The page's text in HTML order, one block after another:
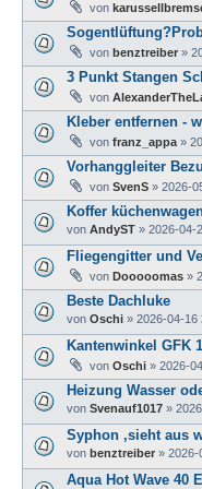
von
von benztreiber »
3 Punkt Stangen
von
Kleber entfernen -
von franz_appa »
Vorhanggleiter
von SvenS » 2026-
Koffer
von AndyST » 2026-04-
Fliegengitter und
von Dooooomas »
Beste Dachluke
von Oschi » 2026-04-16
Kantenwinkel GFK
von Oschi » 2026-
Heizung Wasser
von Svenauf1017 »
Syphon ,sieht aus
von benztreiber » 2026-
Aqua Hot Wave 40